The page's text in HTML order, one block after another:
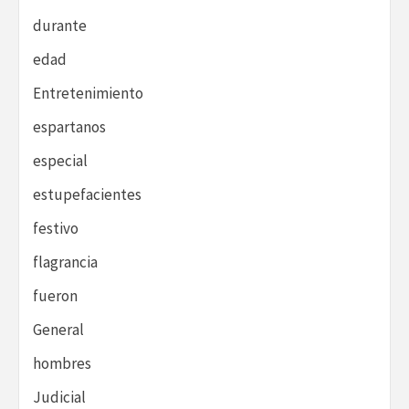
durante
edad
Entretenimiento
espartanos
especial
estupefacientes
festivo
flagrancia
fueron
General
hombres
Judicial